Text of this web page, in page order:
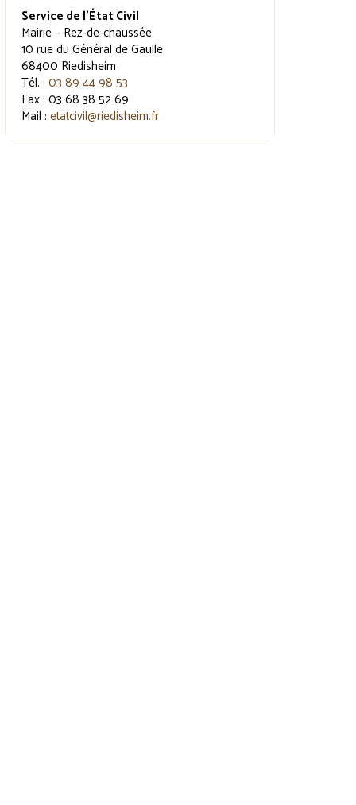
Service de l’État Civil
Mairie – Rez-de-chaussée
10 rue du Général de Gaulle
68400 Riedisheim
Tél. : 03 89 44 98 53
Fax : 03 68 38 52 69
Mail : etatcivil@riedisheim.fr